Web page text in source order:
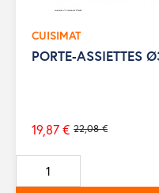
CUISIMAT
PORTE-ASSIETTES
Prix
de
base
22,08 €
19,87 €